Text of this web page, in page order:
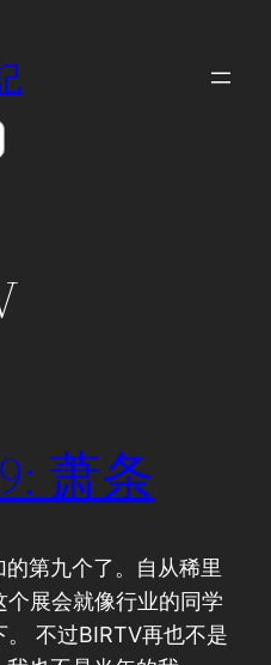
萧条
第九个了。自从稀里
展会就像行业的同学
不过BIRTV再也不是